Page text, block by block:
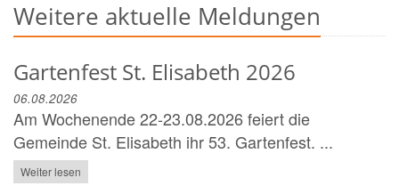
Weitere aktuelle Meldungen
Gartenfest St. Elisabeth 2026
06.08.2026
Am Wochenende 22-23.08.2026 feiert die
Gemeinde St. Elisabeth ihr 53. Gartenfest. ...
Weiter lesen